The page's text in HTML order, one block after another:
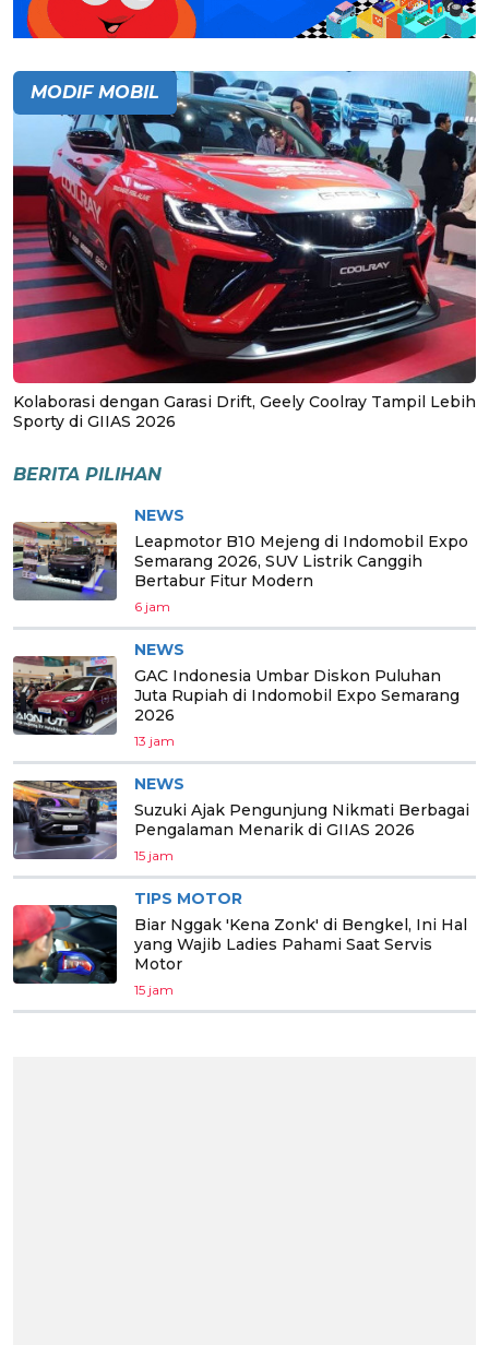
MODIF MOBIL
Kolaborasi dengan Garasi Drift, Geely Coolray Tampil Lebih
Sporty di GIIAS 2026
BERITA PILIHAN
NEWS
Leapmotor B10 Mejeng di Indomobil Expo
Semarang 2026, SUV Listrik Canggih
Bertabur Fitur Modern
6 jam
NEWS
GAC Indonesia Umbar Diskon Puluhan
Juta Rupiah di Indomobil Expo Semarang
2026
13 jam
NEWS
Suzuki Ajak Pengunjung Nikmati Berbagai
Pengalaman Menarik di GIIAS 2026
15 jam
TIPS MOTOR
Biar Nggak 'Kena Zonk' di Bengkel, Ini Hal
yang Wajib Ladies Pahami Saat Servis
Motor
15 jam